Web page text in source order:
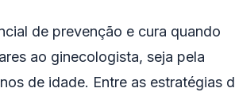
de prevenção e cura quando
ao ginecologista, seja pela
de idade. Entre as estratégias